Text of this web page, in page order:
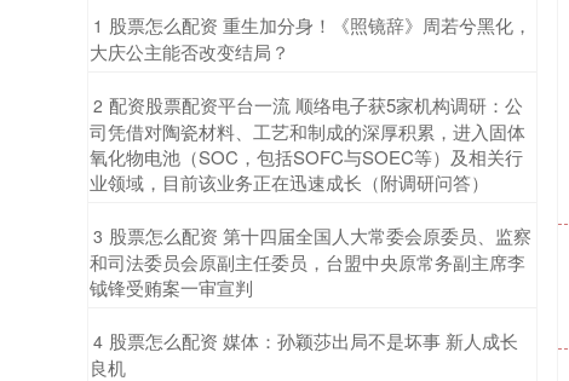
1 ​股票怎么配资 重生加分身！《照镜辞》周若兮黑化，
大庆公主能否改变结局？
2 ​配资股票配资平台一流 顺络电子获5家机构调研：公
司凭借对陶瓷材料、工艺和制成的深厚积累，进入固体
氧化物电池（SOC，包括SOFC与SOEC等）及相关行
业领域，目前该业务正在迅速成长（附调研问答）
3 ​股票怎么配资 第十四届全国人大常委会原委员、监察
和司法委员会原副主任委员，台盟中央原常务副主席李
钺锋受贿案一审宣判
4 ​股票怎么配资 媒体：孙颖莎出局不是坏事 新人成长
良机